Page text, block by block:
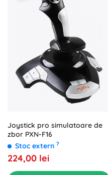
Joystick pro simulatoare de
zbor PXN-F16
Stoc extern ?
224,00 lei